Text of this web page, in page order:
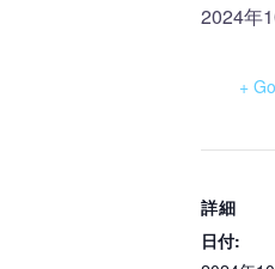
2024年
+
詳細
日付: